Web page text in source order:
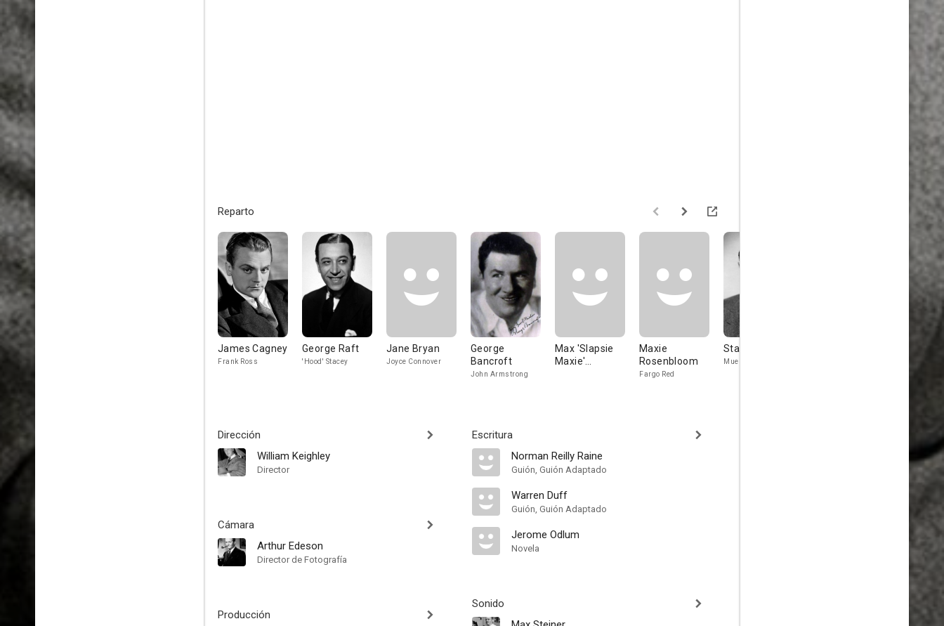
Reparto
James Cagney
Frank Ross
George Raft
'Hood' Stacey
Jane Bryan
Joyce Connover
George
Bancroft
John Armstrong
Max 'Slapsie
Maxie'
Maxie
Rosenbloom
Fargo Red
Stanley Ridges
Mueller
Dirección
William Keighley
Director
Cámara
Arthur Edeson
Director de Fotografía
Producción
Escritura
Norman Reilly Raine
Guión, Guión Adaptado
Warren Duff
Guión, Guión Adaptado
Jerome Odlum
Novela
Sonido